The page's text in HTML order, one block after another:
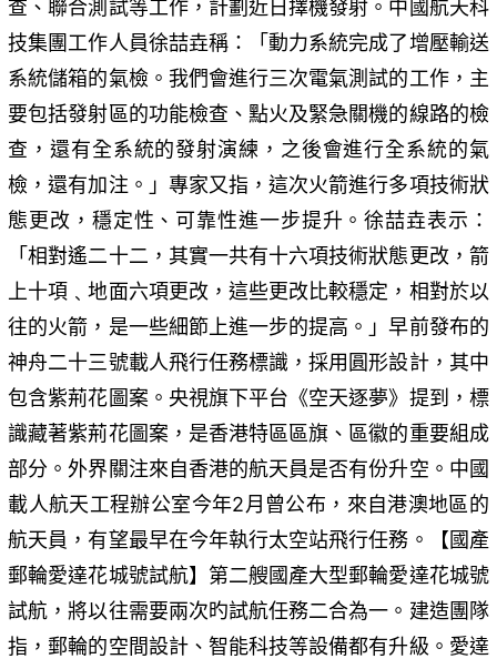
查、聯合測試等工作，計劃近日擇機發射。中國航天科
技集團工作人員徐喆垚稱：「動力系統完成了增壓輸送
系統儲箱的氣檢。我們會進行三次電氣測試的工作，主
要包括發射區的功能檢查、點火及緊急關機的線路的檢
查，還有全系統的發射演練，之後會進行全系統的氣
檢，還有加注。」專家又指，這次火箭進行多項技術狀
態更改，穩定性、可靠性進一步提升。徐喆垚表示：
「相對遙二十二，其實一共有十六項技術狀態更改，箭
上十項﹑地面六項更改，這些更改比較穩定，相對於以
往的火箭，是一些細節上進一步的提高。」早前發布的
神舟二十三號載人飛行任務標識，採用圓形設計，其中
包含紫荊花圖案。央視旗下平台《空天逐夢》提到，標
識藏著紫荊花圖案，是香港特區區旗、區徽的重要組成
部分。外界關注來自香港的航天員是否有份升空。中國
載人航天工程辦公室今年2月曾公布，來自港澳地區的
航天員，有望最早在今年執行太空站飛行任務。【國產
郵輪愛達花城號試航】第二艘國產大型郵輪愛達花城號
試航，將以往需要兩次旳試航任務二合為一。建造團隊
指，郵輪的空間設計、智能科技等設備都有升級。愛達